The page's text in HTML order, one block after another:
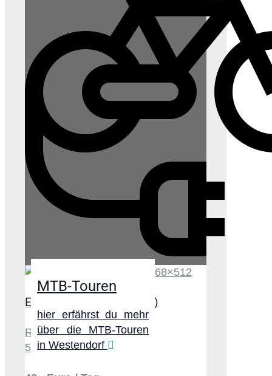
E-Citybike (Tiefeinsteiger)
Raymon Tourray 8.0
500 Watt
MTB-Touren
hier erfährst du mehr
über die MTB-Touren
in Westendorf